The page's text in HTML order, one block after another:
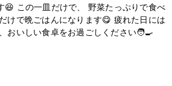
😆 この一皿だけで、 野菜たっぷりで食べ
けで晩ごはんになります😋 疲れた日には
おいしい食卓をお過ごしください🧑‍🍳